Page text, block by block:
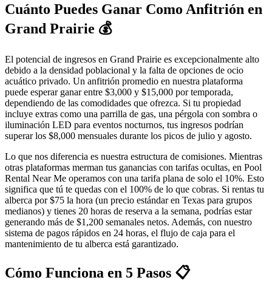
Cuánto Puedes Ganar Como Anfitrión en
Grand Prairie 💰
El potencial de ingresos en Grand Prairie es excepcionalmente alto
debido a la densidad poblacional y la falta de opciones de ocio
acuático privado. Un anfitrión promedio en nuestra plataforma
puede esperar ganar entre $3,000 y $15,000 por temporada,
dependiendo de las comodidades que ofrezca. Si tu propiedad
incluye extras como una parrilla de gas, una pérgola con sombra o
iluminación LED para eventos nocturnos, tus ingresos podrían
superar los $8,000 mensuales durante los picos de julio y agosto.
Lo que nos diferencia es nuestra estructura de comisiones. Mientras
otras plataformas merman tus ganancias con tarifas ocultas, en Pool
Rental Near Me operamos con una tarifa plana de solo el 10%. Esto
significa que tú te quedas con el 100% de lo que cobras. Si rentas tu
alberca por $75 la hora (un precio estándar en Texas para grupos
medianos) y tienes 20 horas de reserva a la semana, podrías estar
generando más de $1,200 semanales netos. Además, con nuestro
sistema de pagos rápidos en 24 horas, el flujo de caja para el
mantenimiento de tu alberca está garantizado.
Cómo Funciona en 5 Pasos 📋